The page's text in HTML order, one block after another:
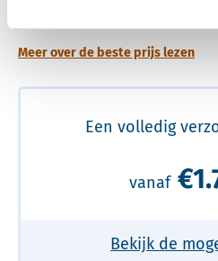
Meer over de beste prijs lezen
Een volledig
vanaf
Bekijk de